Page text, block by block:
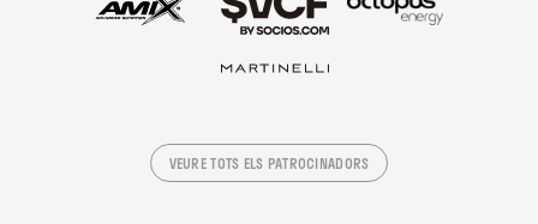
VEURE TOTS ELS PATROCINADORS